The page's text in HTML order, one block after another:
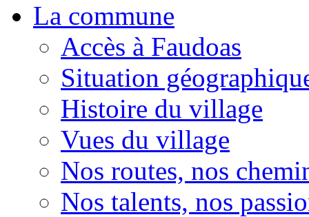
La commune
Accès à Faudoas
Situation
Histoire du village
Vues du village
Nos routes, nos
Nos talents, nos